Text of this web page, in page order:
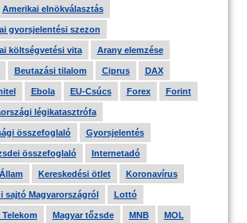
Amerikai elnökválasztás
gyorsjelentési szezon
költségvetési vita Arany elemzése
Beutazási tilalom Ciprus DAX
Ebola EU-Csúcs Forex Forint
légikatasztrófa
összefoglaló Gyorsjelentés
összefoglaló Internetadó
Kereskedési ötlet Koronavírus
sajtó Magyarországról Lottó
Telekom Magyar tőzsde MNB MOL